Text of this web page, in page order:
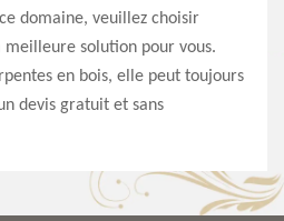
domaine, veuillez choisir
meilleure solution pour vous.
en bois, elle peut toujours
devis gratuit et sans